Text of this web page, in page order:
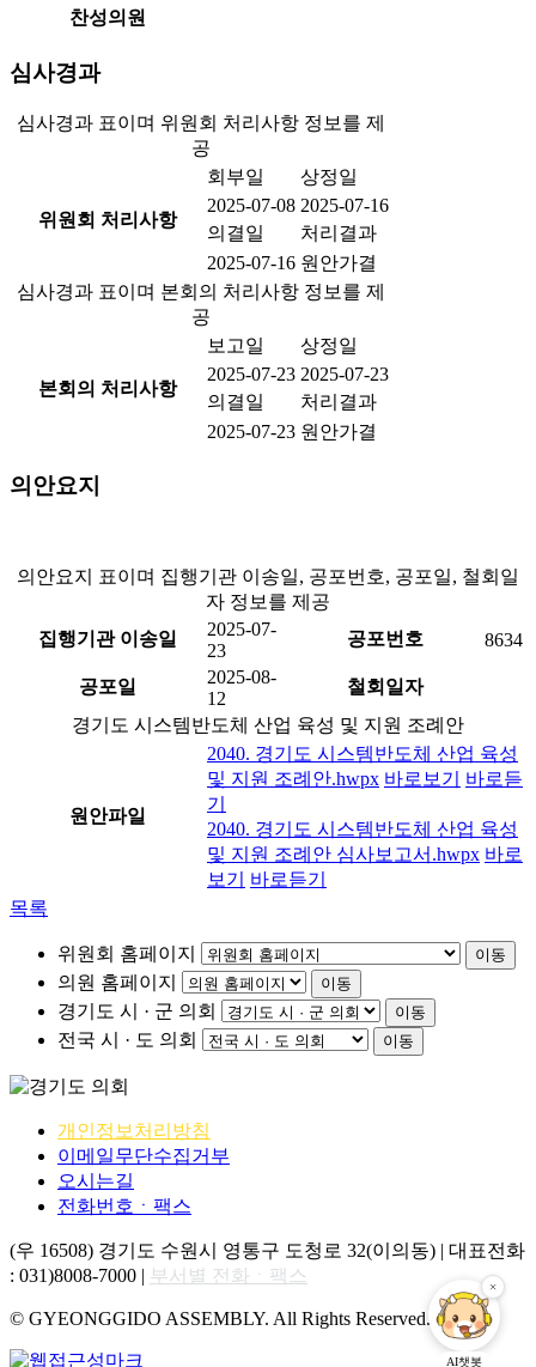
찬성의원
심사경과
심사경과 표이며 위원회 처리사항 정보를 제
공
위원회 처리사항
회부일
상정일
2025-07-08 2025-07-16
의결일
처리결과
2025-07-16 원안가결
심사경과 표이며 본회의 처리사항 정보를 제
공
본회의 처리사항
보고일
상정일
2025-07-23 2025-07-23
의결일
처리결과
2025-07-23 원안가결
의안요지
의안요지 표이며 집행기관 이송일, 공포번호, 공포일, 철회일
자 정보를 제공
집행기관 이송일
2025-07-
23
공포번호 8634
공포일
2025-08-
12
철회일자
경기도 시스템반도체 산업 육성 및 지원 조례안
원안파일
2040. 경기도 시스템반도체 산업 육성
및 지원 조례안.hwpx 바로보기
바로듣
기
2040. 경기도 시스템반도체 산업 육성
및 지원 조례안 심사보고서.hwpx 바로
보기
바로듣기
목록
위원회 홈페이지 이동
의원 홈페이지 이동
경기도 시 · 군 의회 이동
전국 시 · 도 의회 이동
개인정보처리방침
이메일무단수집거부
오시는길
전화번호ㆍ팩스
(우 16508) 경기도 수원시 영통구 도청로 32(이의동) | 대표전화
: 031)8008-7000 | 부서별 전화ㆍ팩스
© GYEONGGIDO ASSEMBLY. All Rights Reserved.
AI챗봇